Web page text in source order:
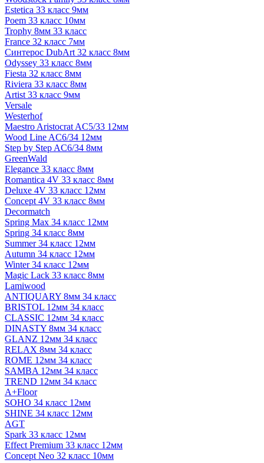
Estetica 33 класс 9мм
Poem 33 класс 10мм
Trophy 8мм 33 класс
France 32 класс 7мм
Синтерос DubArt 32 класс 8мм
Odyssey 33 класс 8мм
Fiesta 32 класс 8мм
Riviera 33 класс 8мм
Artist 33 класс 9мм
Versale
Westerhof
Maestro Aristocrat AC5/33 12мм
Wood Line AC6/34 12мм
Step by Step AC6/34 8мм
GreenWald
Elegance 33 класс 8мм
Romantica 4V 33 класс 8мм
Deluxe 4V 33 класс 12мм
Concept 4V 33 класс 8мм
Decormatch
Spring Max 34 класс 12мм
Spring 34 класс 8мм
Summer 34 класс 12мм
Autumn 34 класс 12мм
Winter 34 класс 12мм
Magic Lack 33 класс 8мм
Lamiwood
ANTIQUARY 8мм 34 класс
BRISTOL 12мм 34 класс
CLASSIC 12мм 34 класс
DINASTY 8мм 34 класс
GLANZ 12мм 34 класс
RELAX 8мм 34 класс
ROME 12мм 34 класс
SAMBA 12мм 34 класс
TREND 12мм 34 класс
A+Floor
SOHO 34 класс 12мм
SHINE 34 класс 12мм
AGT
Spark 33 класс 12мм
Effect Premium 33 класс 12мм
Concept Neo 32 класс 10мм